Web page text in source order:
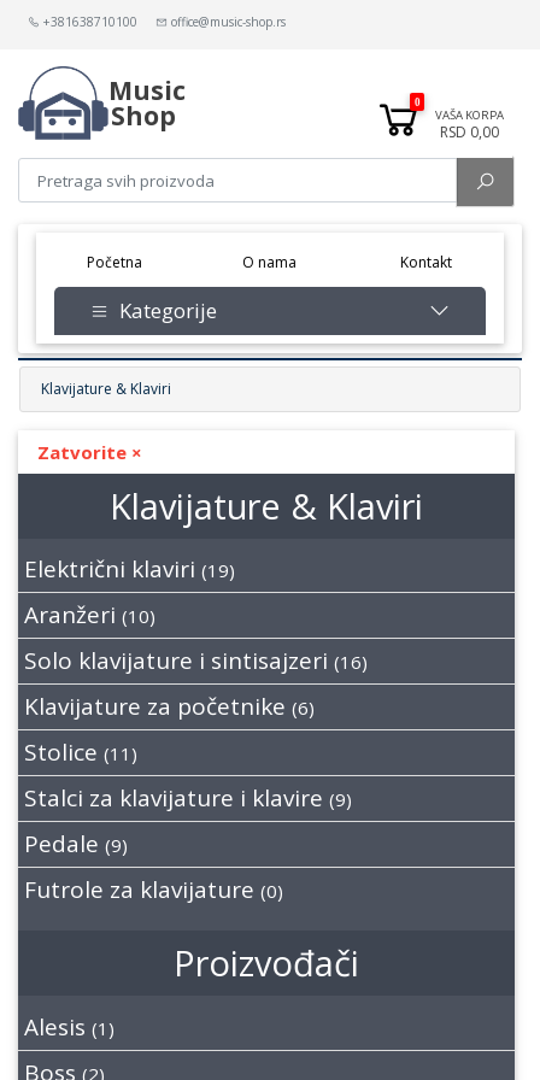
+381638710100 office@music-shop.rs
Music
Shop 0
VAŠA KORPA
RSD 0,00
Početna(current) O nama Kontakt
Kategorije
Klavijature & Klaviri
Zatvorite ×
Klavijature & Klaviri
Električni klaviri (19)
Aranžeri (10)
Solo klavijature i sintisajzeri (16)
Klavijature za početnike (6)
Stolice (11)
Stalci za klavijature i klavire (9)
Pedale (9)
Futrole za klavijature (0)
Proizvođači
Alesis (1)
Boss (2)
☰Klavijature & Klaviri